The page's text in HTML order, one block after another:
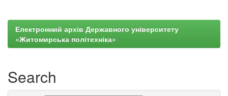
Електронний архів Державного університету
«Житомирська політехніка»
Search